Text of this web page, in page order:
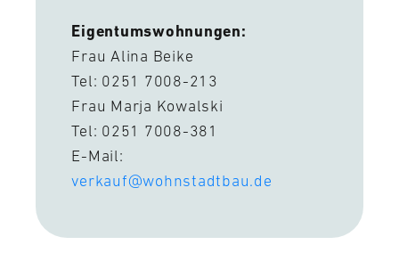
Eigentumswohnungen:
Frau Alina Beike
Tel: 0251 7008-213
Frau Marja Kowalski
Tel: 0251 7008-381
E-Mail:
verkauf@wohnstadtbau.de